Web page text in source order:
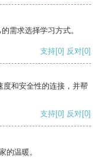
需求选择学习方式。
支持[0] 反对[0]
度和安全性的连接，并帮
支持[0] 反对[0]
的温暖。